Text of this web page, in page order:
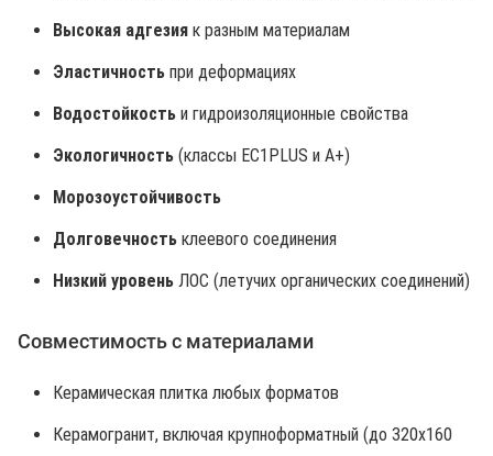
Высокая адгезия к разным материалам
Эластичность при деформациях
Водостойкость и гидроизоляционные свойства
Экологичность (классы EC1PLUS и A+)
Морозоустойчивость
Долговечность клеевого соединения
Низкий уровень ЛОС (летучих органических соединений)
Совместимость с материалами
Керамическая плитка любых форматов
Керамогранит, включая крупноформатный (до 320х160